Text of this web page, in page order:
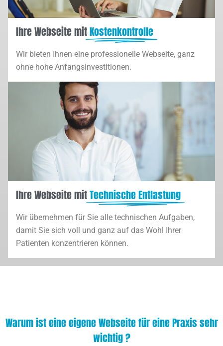
Ihre Webseite mitKostenkontrolle
Wir bieten Ihnen eine professionelle Webseite, ganz
ohne hohe Anfangsinvestitionen.
Ihre Webseite mitTechnische Entlastung
Wir übernehmen für Sie alle technischen Aufgaben,
damit Sie sich voll und ganz auf das Wohl Ihrer
Patienten konzentrieren können.
Warum ist eine eigene Webseite für eine Praxis sehr
wichtig ?